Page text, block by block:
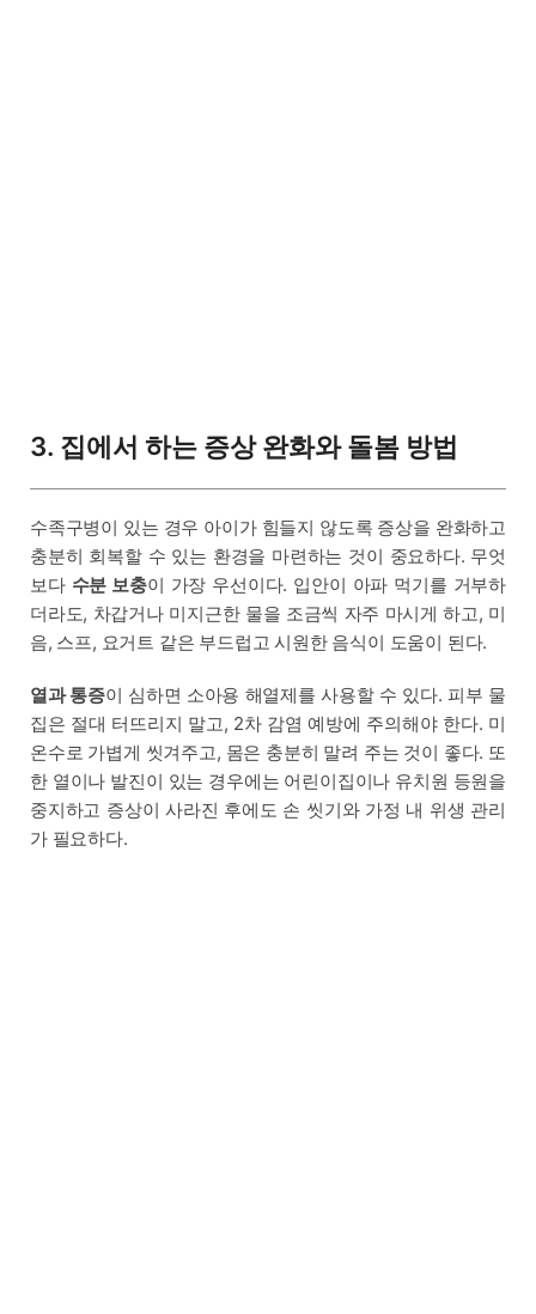
3. 집에서 하는 증상 완화와 돌봄 방법
수족구병이 있는 경우 아이가 힘들지 않도록 증상을 완화하고
충분히 회복할 수 있는 환경을 마련하는 것이 중요하다. 무엇
보다 수분 보충이 가장 우선이다. 입안이 아파 먹기를 거부하
더라도, 차갑거나 미지근한 물을 조금씩 자주 마시게 하고, 미
음, 스프, 요거트 같은 부드럽고 시원한 음식이 도움이 된다.
열과 통증이 심하면 소아용 해열제를 사용할 수 있다. 피부 물
집은 절대 터뜨리지 말고, 2차 감염 예방에 주의해야 한다. 미
온수로 가볍게 씻겨주고, 몸은 충분히 말려 주는 것이 좋다. 또
한 열이나 발진이 있는 경우에는 어린이집이나 유치원 등원을
중지하고 증상이 사라진 후에도 손 씻기와 가정 내 위생 관리
가 필요하다.